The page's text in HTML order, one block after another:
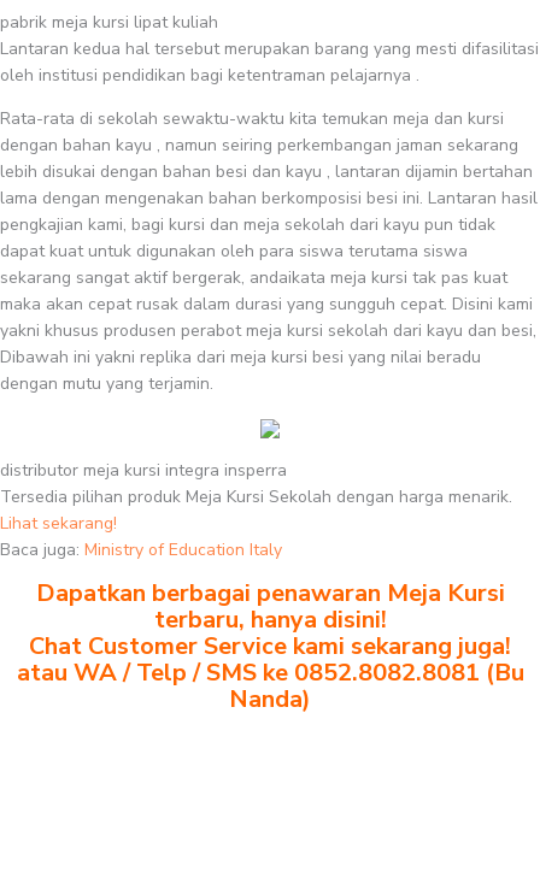
pabrik meja kursi lipat kuliah
Lantaran kedua hal tersebut merupakan barang yang mesti difasilitasi
oleh institusi pendidikan bagi ketentraman pelajarnya .
Rata-rata di sekolah sewaktu-waktu kita temukan meja dan kursi
dengan bahan kayu , namun seiring perkembangan jaman sekarang
lebih disukai dengan bahan besi dan kayu , lantaran dijamin bertahan
lama dengan mengenakan bahan berkomposisi besi ini. Lantaran hasil
pengkajian kami, bagi kursi dan meja sekolah dari kayu pun tidak
dapat kuat untuk digunakan oleh para siswa terutama siswa
sekarang sangat aktif bergerak, andaikata meja kursi tak pas kuat
maka akan cepat rusak dalam durasi yang sungguh cepat. Disini kami
yakni khusus produsen perabot meja kursi sekolah dari kayu dan besi,
Dibawah ini yakni replika dari meja kursi besi yang nilai beradu
dengan mutu yang terjamin.
distributor meja kursi integra insperra
Tersedia pilihan produk Meja Kursi Sekolah dengan harga menarik.
Lihat sekarang!
Baca juga: Ministry of Education Italy
Dapatkan berbagai penawaran Meja Kursi
terbaru, hanya disini!
Chat Customer Service kami sekarang juga!
atau WA / Telp / SMS ke 0852.8082.8081 (Bu
Nanda)